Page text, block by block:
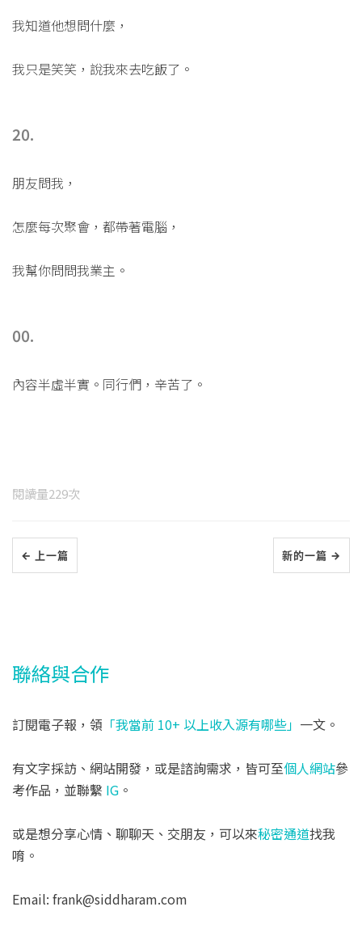
我知道他想問什麼，
我只是笑笑，說我來去吃飯了。
20.
朋友問我，
怎麼每次聚會，都帶著電腦，
我幫你問問我業主。
00.
內容半虛半實。同行們，辛苦了。
閱讀量229次
← 上一篇 新的一篇 →
聯絡與合作
訂閱電子報，領 「我當前 10+ 以上收入源有哪些」 一文。
有文字採訪、網站開發，或是諮詢需求，皆可至個人網站參
考作品，並聯繫 IG 。
或是想分享心情、聊聊天、交朋友，可以來秘密通道找我
唷。
Email: frank@siddharam.com